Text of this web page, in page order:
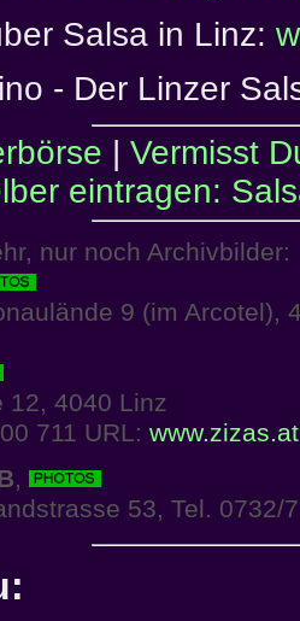
Salsa in Linz:
- Der Linzer
| Vermisst
eintragen:
nur noch Archivbilder:
9 (im Arcotel),
12, 4040 Linz
711 URL: www.zizas.at
,
53, Tel. 0732/